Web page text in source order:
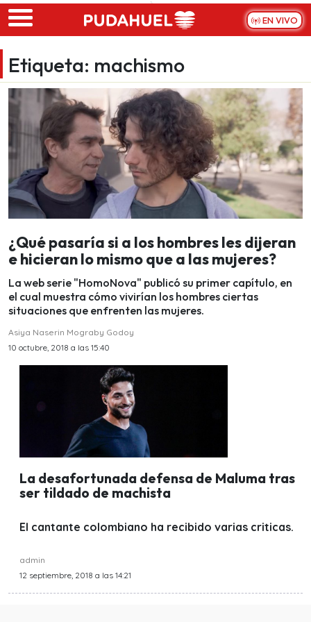
Skip to main content
EN VIVO
Etiqueta: machismo
¿Qué pasaría si a los hombres les dijeran
e hicieran lo mismo que a las mujeres?
La web serie "HomoNova" publicó su primer capítulo, en
el cual muestra cómo vivirían los hombres ciertas
situaciones que enfrenten las mujeres.
Asiya Naserin Mograby Godoy
10 octubre, 2018 a las 15:40
La desafortunada defensa de Maluma tras
ser tildado de machista
El cantante colombiano ha recibido varias criticas.
admin
12 septiembre, 2018 a las 14:21